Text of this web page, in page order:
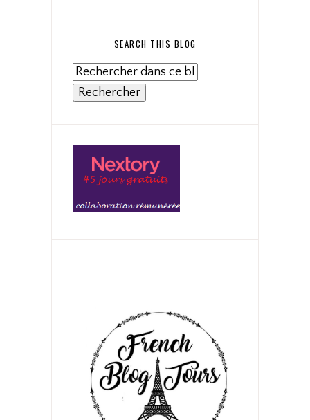
SEARCH THIS BLOG